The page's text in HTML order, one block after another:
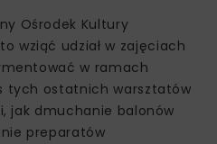
Ośrodek Kultury
wziąć udział w zajęciach
w ramach
tych ostatnich warsztatów
jak dmuchanie balonów
preparatów